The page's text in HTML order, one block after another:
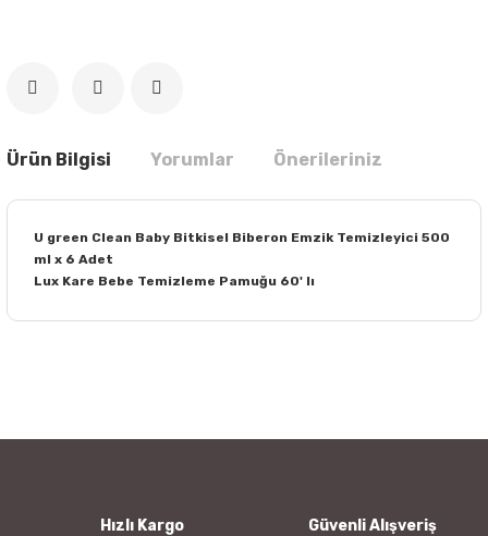
Ürün Bilgisi Yorumlar Önerileriniz
U green Clean Baby Bitkisel Biberon Emzik Temizleyici 500
ml x 6 Adet
Lux Kare Bebe Temizleme Pamuğu 60' lı
Ürün bilgilerinde hatalar bulunuyor.
Hızlı Kargo Güvenli Alışveriş